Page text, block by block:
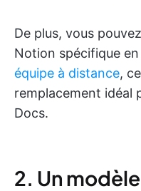
De plus, vous
Notion spécifique
équipe à distance,
remplacement idéal
Docs.
2. Un